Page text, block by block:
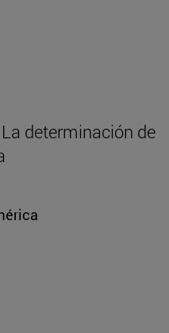
determinación de